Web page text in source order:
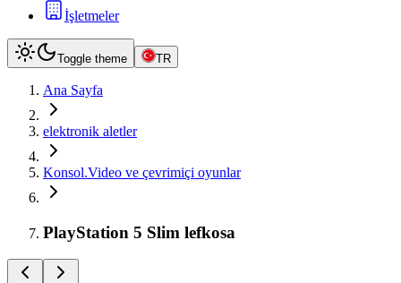
İşletmeler
Toggle theme TR
Ana Sayfa
elektronik aletler
Konsol.Video ve çevrimiçi oyunlar
PlayStation 5 Slim lefkosa